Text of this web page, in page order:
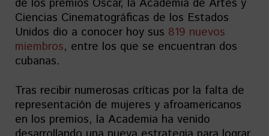
de los premios Oscar, la Academia de Artes y
Ciencias Cinematográficas de los Estados
Unidos dio a conocer hoy sus 819 nuevos
miembros, entre los que se encuentran dos
cubanas.
Tras recibir numerosas críticas por la falta de
representación de mujeres y afroamericanos
en los premios, la Academia ha venido